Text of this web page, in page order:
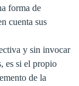
forma de
cuenta sus
y sin invocar
es si el propio
de la